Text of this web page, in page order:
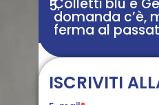
5.Colletti blu e
domanda c’è,
ferma al
ISCRIVITI